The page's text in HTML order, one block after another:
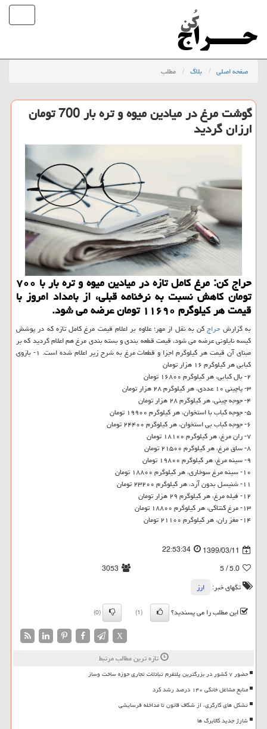
صفحه اصلی بلاگ مطلب
گوشت مرغ در میادین میوه و تره بار 700 تومان
ارزان گردید
حراج كن: مرغ كامل تازه در میادین میوه و تره بار با ۷۰۰
تومان كاهش نسبت به نرخنامه قبلی، از بامداد امروز با
قیمت هر كیلوگرم ۱۱۶۹۰ تومان عرضه می شود.
به گزارش حراجکن به نقل از مهر؛ علاوه بر اعلام قیمت مرغ کامل تازه که در پوشش
کیسه نایلونی عرضه می شود، قیمت قطعه بندی و بسته بندی مرغ هم اعلام گردید که بر
مبنای آن قیمت هر کیلوگرم اجزا و قطعات مرغ به شرح زیر اعلام شده است. ۱- بازوی
کبابی هر کیلوگرم ۱۶ هزار تومان
۲- بال کبابی، هر کیلوگرم ۱۶۸۰۰ تومان
۳- پاچینی ۱۰ عددی، هر کیلوگرم ۲۸ هزار تومان
۴- جوجه چینی، هر کیلوگرم ۲۸ هزار تومان
۵- جوجه کباب با استخوان، هر کیلوگرم ۱۹۹۰۰ تومان
۶- جوجه کباب بی استخوان، هر کیلوگرم ۲۴۴۰۰ تومان
۷- ران مرغ، هر کیلوگرم ۱۸۱۰۰ تومان
۸- ساق مرغ، هر کیلوگرم ۲۱۵۰۰ تومان
۹- سینه مرغ، هر کیلوگرم ۱۹۸۰۰ تومان
۱۰- سینه مرغ سوخاری، هر کیلوگرم ۱۸۸۰۰ تومان
۱۱- شنیسل بدون آرد، هر کیلوگرم ۲۳۲۰۰ تومان
۱۲- فیله مرغ، هر کیلوگرم ۲۹ هزار تومان
۱۳- مرغ کنتاکی، هر کیلوگرم ۱۸۸۰۰ تومان
۱۴- مغز ران، هر کیلوگرم ۲۱۱۰۰ تومان
1399/03/11
22:53:34
5.0
/ 5
3053
تگهای خبر:
ارز
این مطلب را می پسندید؟
(1)
(0)
X
تازه ترین مطالب مرتبط
حضور ۷ کشور در بزرگترین پلتفرم تبادلات تجاری حوزه ساخت وساز
منابع مشاغل خانگی ۱۴۰ درصد رشد کرد
تشکل های کارگری، از شکاف قانون تا مداخله فرسایشی
شارژ جدید کالابرگ ها